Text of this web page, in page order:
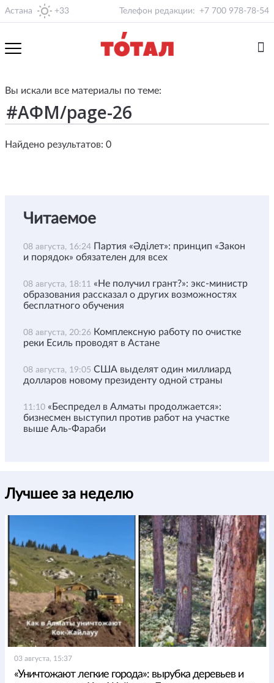
Астана +33 Телефон редакции: +7 700 978-78-54
Вы искали все материалы по теме:
Найдено результатов: 0
Читаемое
08 августа, 16:24 Партия «Әділет»: принцип «Закон
и порядок» обязателен для всех
08 августа, 18:11 «Не получил грант?»: экс-министр
образования рассказал о других возможностях
бесплатного обучения
08 августа, 20:26 Комплексную работу по очистке
реки Есиль проводят в Астане
08 августа, 19:05 США выделят один миллиард
долларов новому президенту одной страны
11:10 «Беспредел в Алматы продолжается»:
бизнесмен выступил против работ на участке
выше Аль-Фараби
Лучшее за неделю
03 августа, 15:37
«Уничтожают легкие города»: вырубка деревьев и